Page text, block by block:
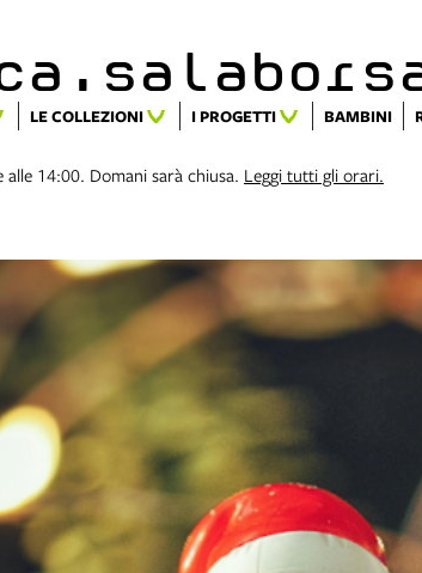
LE COLLEZIONI I PROGETTI BAMBINI
14:00. Domani sarà chiusa. Leggi tutti gli orari.